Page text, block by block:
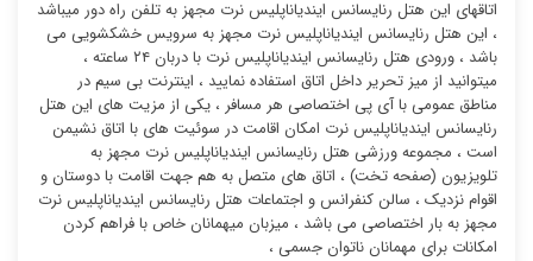
اتاقهای این هتل رنایسانس ایندیاناپلیس نرت مجهز به تلفن راه دور میباشد
، این هتل رنایسانس ایندیاناپلیس نرت مجهز به سرویس خشکشویی می
باشد ، ورودی هتل رنایسانس ایندیاناپلیس نرت با دربان ۲۴ ساعته ،
میتوانید از میز تحریر داخل اتاق استفاده نمایید ، اینترنت بی سیم در
مناطق عمومی با آی پی اختصاصی هر مسافر ، یکی از مزیت های این هتل
رنایسانس ایندیاناپلیس نرت امکان اقامت در سوئیت ‌های با اتاق نشیمن
است ، مجموعه ورزشی هتل رنایسانس ایندیاناپلیس نرت مجهز به
تلویزیون (صفحه تخت) ، اتاق های متصل به هم جهت اقامت با دوستان و
اقوام نزدیک ، سالن کنفرانس و اجتماعات هتل رنایسانس ایندیاناپلیس نرت
مجهز به بار اختصاصی می باشد ، میزبان میهمانان خاص با فراهم کردن
امکانات برای مهمانان ناتوان جسمی ،